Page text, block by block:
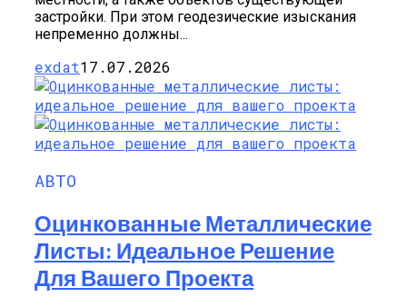
застройки. При этом геодезические изыскания
непременно должны...
exdat17.07.2026
АВТО
Оцинкованные Металлические
Листы: Идеальное Решение
Для Вашего Проекта